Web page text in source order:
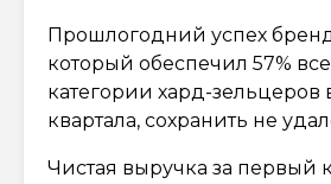
Прошлогодний успех
который обеспечил 57%
категории хард-зельцеров
квартала, сохранить не
Чистая выручка за первый